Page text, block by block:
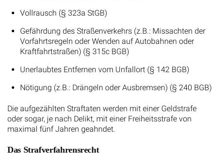
Vollrausch (§ 323a StGB)
Gefährdung des Straßenverkehrs (z.B.: Missachten der
Vorfahrtsregeln oder Wenden auf Autobahnen oder
Kraftfahrtstraßen) (§ 315c BGB)
Unerlaubtes Entfernen vom Unfallort (§ 142 BGB)
Nötigung (z.B.: Drängeln oder Ausbremsen) (§ 240 BGB)
Die aufgezählten Straftaten werden mit einer Geldstrafe
oder sogar, je nach Delikt, mit einer Freiheitsstrafe von
maximal fünf Jahren geahndet.
Das Strafverfahrensrecht